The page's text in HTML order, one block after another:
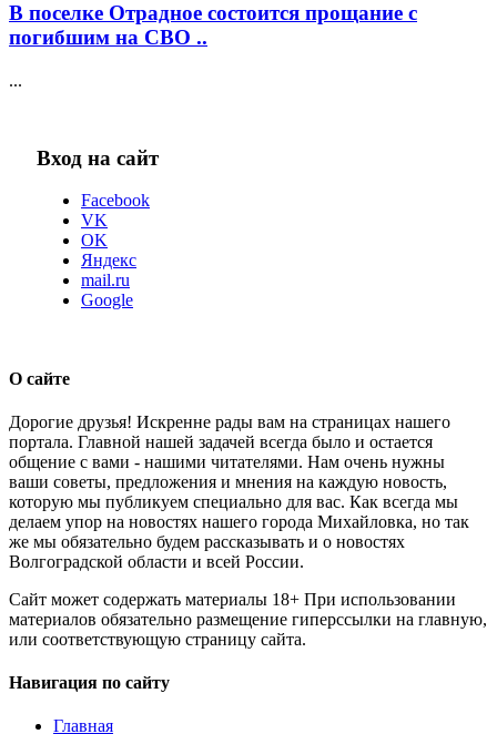
В поселке Отрадное состоится прощание с
погибшим на СВО ..
...
Вход на сайт
Facebook
VK
OK
Яндекс
mail.ru
Google
О сайте
Дорогие друзья! Искренне рады вам на страницах нашего
портала. Главной нашей задачей всегда было и остается
общение с вами - нашими читателями. Нам очень нужны
ваши советы, предложения и мнения на каждую новость,
которую мы публикуем специально для вас. Как всегда мы
делаем упор на новостях нашего города Михайловка, но так
же мы обязательно будем рассказывать и о новостях
Волгоградской области и всей России.
Сайт может содержать материалы 18+ При использовании
материалов обязательно размещение гиперссылки на главную,
или соответствующую страницу сайта.
Навигация по сайту
Главная